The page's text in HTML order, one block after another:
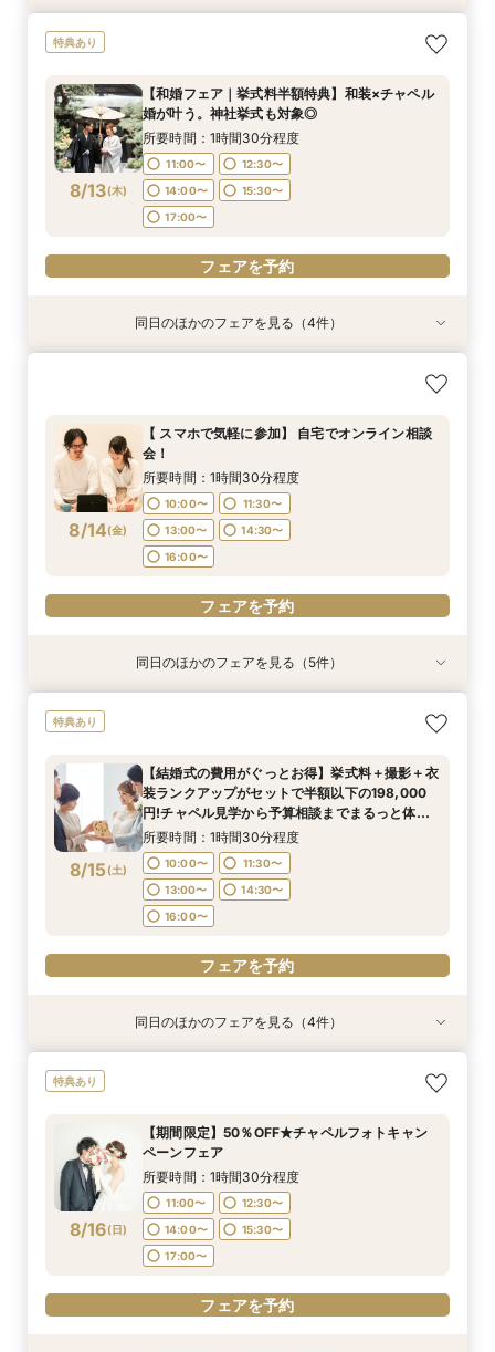
8/11(火)
【期間限定】50％OFF★チャペルフォトキャン
11:00〜
12:30〜
14:00〜
15:30〜
17:00〜
フェアを予約
8/11(火)
【挙式＋会食が5万円OFF！】費用を抑えて叶え
9:00〜
11:00〜
13:00〜
15:00〜
17:00〜
フェアを予約
8/11(火)
【 スマホで気軽に参加】 自宅でオンライン相談
10:00〜
11:30〜
13:00〜
14:30〜
16:00〜
フェアを予約
8/11(火)
10:00〜
11:30〜
13:00〜
14:30〜
16:00〜
フェアを予約
8/11(火)
【和婚フェア｜挙式料半額特典】和装×チャペル
11:00〜
12:30〜
14:00〜
15:30〜
17:00〜
フェアを予約
特典あり
8/13(木)
【和婚フェア｜挙式料半額特典】和装×チャペル
婚が叶う。神社挙式も対象◎
所要時間：1時間30分程度
11:00〜
12:30〜
14:00〜
15:30〜
17:00〜
フェアを予約
8/13(木)
【期間限定】50％OFF★チャペルフォトキャン
14:00〜
15:30〜
17:00〜
フェアを予約
8/13(木)
【挙式＋会食が5万円OFF！】費用を抑えて叶え
13:00〜
15:00〜
17:00〜
フェアを予約
8/13(木)
10:00〜
11:30〜
16:00〜
フェアを予約
8/13(木)
【結婚式の費用がぐっとお得】挙式料＋撮影＋衣
BIGフェア
所要時間：1時間30分程度
13:00〜
14:30〜
16:00〜
フェアを予約
同日のほかのフェアを見る（4件）
8/14(金)
【 スマホで気軽に参加】 自宅でオンライン相談
会！
所要時間：1時間30分程度
10:00〜
11:30〜
13:00〜
14:30〜
16:00〜
フェアを予約
8/14 金)
【期間限定】50％OFF★チャペルフォトキャン
11:00〜
12:30〜
14:00〜
15:30〜
17:00〜
フェアを予約
8/14 金)
【挙式＋会食が5万円OFF！】費用を抑えて叶え
9:00〜
11:00〜
13:00〜
15:00〜
17:00〜
フェアを予約
8/14 金)
10:00〜
11:30〜
13:00〜
14:30〜
16:00〜
フェアを予約
8/14 金)
【結婚式の費用がぐっとお得】挙式料＋撮影＋衣
BIGフェア
所要時間：1時間30分程度
10:00〜
11:30〜
13:00〜
14:30〜
16:00〜
フェアを予約
8/14 金)
【和婚フェア｜挙式料半額特典】和装×チャペル
11:00〜
12:30〜
14:00〜
15:30〜
17:00〜
フェアを予約
同日のほかのフェアを見る（5件）
特典あり
8/15(土)
【結婚式の費用がぐっとお得】挙式料＋撮影＋衣
装ランクアップがセットで半額以下の198,000
円!チャペル見学から予算相談までまるっと体験
BIGフェア
所要時間：1時間30分程度
10:00〜
11:30〜
13:00〜
14:30〜
16:00〜
フェアを予約
8/15(土)
【期間限定】50％OFF★チャペルフォトキャン
11:00〜
14:00〜
15:30〜
17:00〜
フェアを予約
8/15(土)
【挙式＋会食が5万円OFF！】費用を抑えて叶え
9:00〜
13:00〜
15:00〜
17:00〜
フェアを予約
8/15(土)
10:00〜
11:30〜
13:00〜
16:00〜
フェアを予約
8/15(土)
【和婚フェア｜挙式料半額特典】和装×チャペル
11:00〜
14:00〜
15:30〜
17:00〜
フェアを予約
同日のほかのフェアを見る（4件）
特典あり
8/16(日)
【期間限定】50％OFF★チャペルフォトキャン
ペーンフェア
所要時間：1時間30分程度
11:00〜
12:30〜
14:00〜
15:30〜
17:00〜
フェアを予約